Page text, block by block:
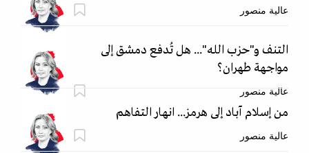
عالية منصور
التنف و"حزب الله"... هل تُدفع دمشق إلى
مواجهة طهران؟
عالية منصور
من إسلام آباد إلى هرمز... انهار التفاهم
عالية منصور